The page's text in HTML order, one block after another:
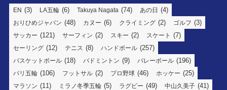
EN (3) LA五輪 (6) Takuya Nagata (74) あの日 (4)
おりひめジャパン (48) カヌー (6) クライミング (2) ゴルフ (3)
サッカー (121) サーフィン (2) スキー (2) スケート (7)
セーリング (12) テニス (8) ハンドボール (257)
バスケットボール (18) バドミントン (9) バレーボール (196)
パリ五輪 (106) フットサル (2) プロ野球 (46) ホッケー (25)
マラソン (11) ミラノ冬季五輪 (5) ラグビー (49) 中山久美子 (41)